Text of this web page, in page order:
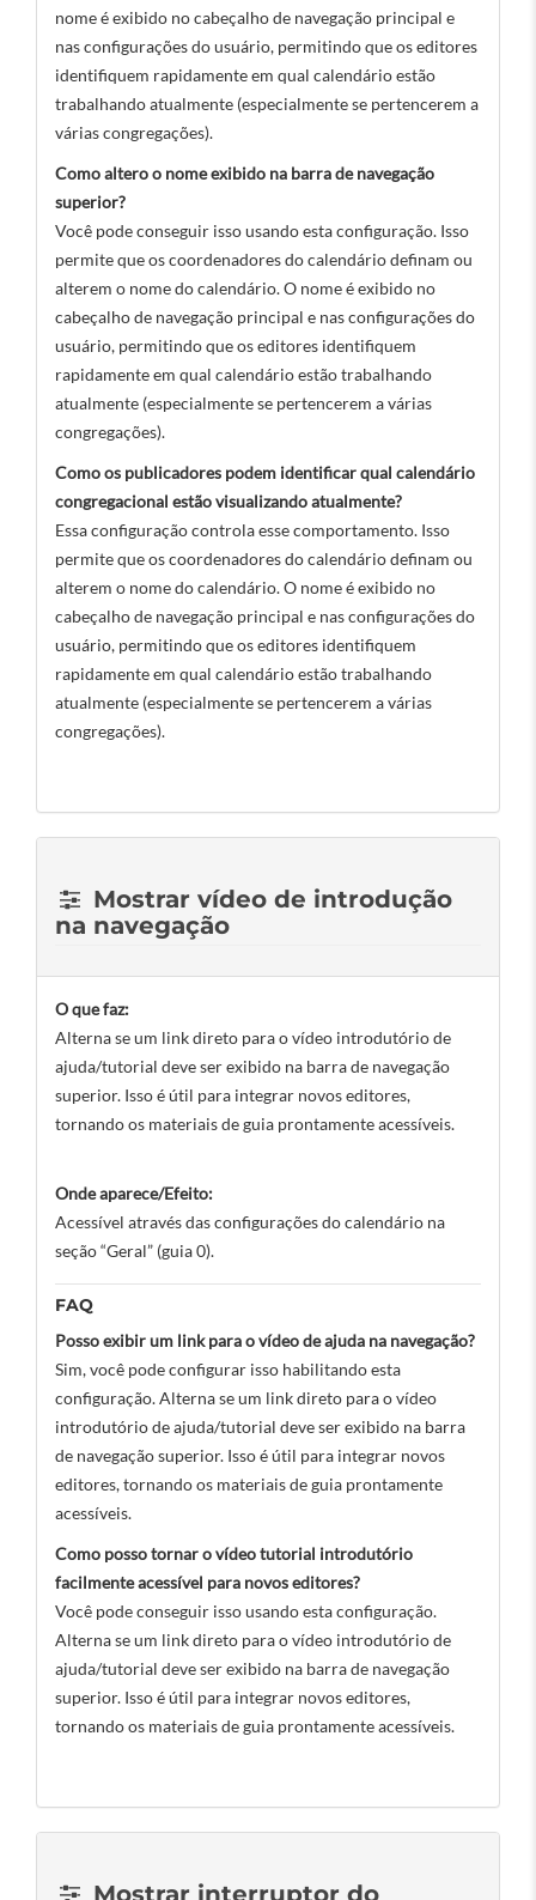
nome é exibido no cabeçalho de navegação principal e
nas configurações do usuário, permitindo que os editores
identifiquem rapidamente em qual calendário estão
trabalhando atualmente (especialmente se pertencerem a
várias congregações).
Como altero o nome exibido na barra de navegação
superior?
Você pode conseguir isso usando esta configuração. Isso
permite que os coordenadores do calendário definam ou
alterem o nome do calendário. O nome é exibido no
cabeçalho de navegação principal e nas configurações do
usuário, permitindo que os editores identifiquem
rapidamente em qual calendário estão trabalhando
atualmente (especialmente se pertencerem a várias
congregações).
Como os publicadores podem identificar qual calendário
congregacional estão visualizando atualmente?
Essa configuração controla esse comportamento. Isso
permite que os coordenadores do calendário definam ou
alterem o nome do calendário. O nome é exibido no
cabeçalho de navegação principal e nas configurações do
usuário, permitindo que os editores identifiquem
rapidamente em qual calendário estão trabalhando
atualmente (especialmente se pertencerem a várias
congregações).
Mostrar vídeo de introdução
na navegação
O que faz:
Alterna se um link direto para o vídeo introdutório de
ajuda/tutorial deve ser exibido na barra de navegação
superior. Isso é útil para integrar novos editores,
tornando os materiais de guia prontamente acessíveis.
Onde aparece/Efeito:
Acessível através das configurações do calendário na
seção “Geral” (guia 0).
FAQ
Posso exibir um link para o vídeo de ajuda na navegação?
Sim, você pode configurar isso habilitando esta
configuração. Alterna se um link direto para o vídeo
introdutório de ajuda/tutorial deve ser exibido na barra
de navegação superior. Isso é útil para integrar novos
editores, tornando os materiais de guia prontamente
acessíveis.
Como posso tornar o vídeo tutorial introdutório
facilmente acessível para novos editores?
Você pode conseguir isso usando esta configuração.
Alterna se um link direto para o vídeo introdutório de
ajuda/tutorial deve ser exibido na barra de navegação
superior. Isso é útil para integrar novos editores,
tornando os materiais de guia prontamente acessíveis.
Mostrar interruptor do